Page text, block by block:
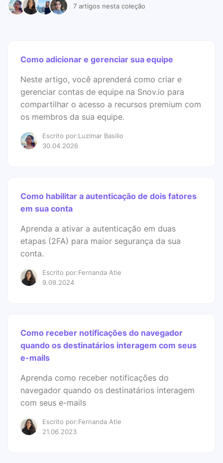
7 artigos nesta coleção
Como adicionar e gerenciar sua equipe
Neste artigo, você aprenderá como criar e
gerenciar contas de equipe na Snov.io para
compartilhar o acesso a recursos premium com
os membros da sua equipe.
Escrito por:Luzimar Basilio
30.04.2026
Como habilitar a autenticação de dois fatores
em sua conta
Aprenda a ativar a autenticação em duas
etapas (2FA) para maior segurança da sua
conta.
Escrito por:Fernanda Atie
9.09.2024
Como receber notificações do navegador
quando os destinatários interagem com seus
e-mails
Aprenda como receber notificações do
navegador quando os destinatários interagem
com seus e-mails
Escrito por:Fernanda Atie
21.06.2023